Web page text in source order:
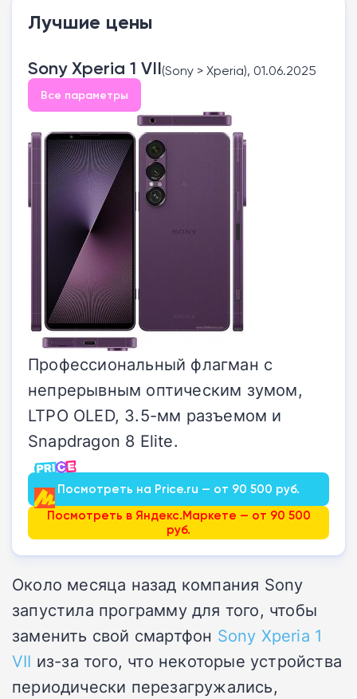
Лучшие цены
Sony Xperia 1 VII(Sony > Xperia), 01.06.2025
Все параметры
Профессиональный флагман с
непрерывным оптическим зумом,
LTPO OLED, 3.5-мм разъемом и
Snapdragon 8 Elite.
Посмотреть на Price.ru — от 90 500 руб.
Посмотреть в Яндекс.Маркете — от 90 500
руб.
Около месяца назад компания Sony
запустила программу для того, чтобы
заменить свой смартфон Sony Xperia 1
VII из-за того, что некоторые устройства
периодически перезагружались,